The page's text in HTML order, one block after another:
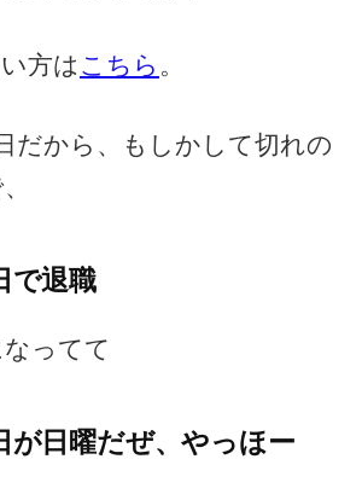
方は こちら 。
だから、もしかして切れの
で退職
ってて
が日曜だぜ、やっほー